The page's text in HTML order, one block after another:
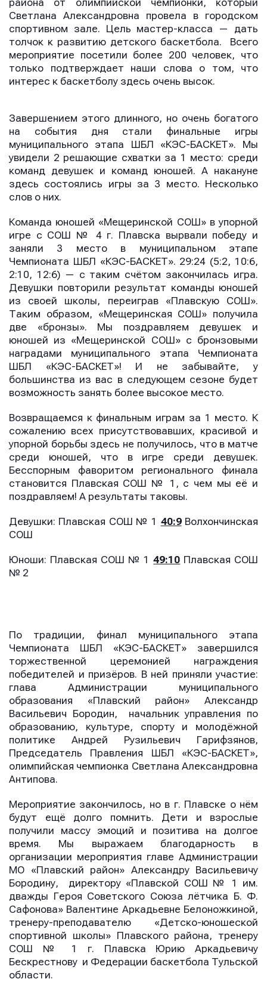
района от олимпийской чемпионки, который
Светлана Александровна провела в городском
спортивном зале. Цель мастер-класса — дать
толчок к развитию детского баскетбола. Всего
мероприятие посетили более 200 человек, что
только подтверждает наши слова о том, что
интерес к баскетболу здесь очень высок.
Завершением этого длинного, но очень богатого
на события дня стали финальные игры
муниципального этапа ШБЛ «КЭС-БАСКЕТ». Мы
увидели 2 решающие схватки за 1 место: среди
команд девушек и команд юношей. А накануне
здесь состоялись игры за 3 место. Несколько
слов о них.
Команда юношей «Мещеринской СОШ» в упорной
игре с СОШ № 4 г. Плавска вырвали победу и
заняли 3 место в муниципальном этапе
Чемпионата ШБЛ «КЭС-БАСКЕТ». 29:24 (5:2, 10:6,
2:10, 12:6) — с таким счётом закончилась игра.
Девушки повторили результат команды юношей
из своей школы, переиграв «Плавскую СОШ».
Таким образом, «Мещеринская СОШ» получила
две «бронзы». Мы поздравляем девушек и
юношей из «Мещеринской СОШ» с бронзовыми
наградами муниципального этапа Чемпионата
ШБЛ «КЭС-БАСКЕТ»! И не забывайте, у
большинства из вас в следующем сезоне будет
возможность занять более высокое место.
Возвращаемся к финальным играм за 1 место. К
сожалению всех присутствовавших, красивой и
упорной борьбы здесь не получилось, что в матче
среди юношей, что в игре среди девушек.
Бесспорным фаворитом регионального финала
становится Плавская СОШ № 1, с чем мы её и
поздравляем! А результаты таковы.
Девушки: Плавская СОШ № 1 40:9Волхончинская
СОШ
Юноши: Плавская СОШ № 149:10 Плавская СОШ
№ 2
По традиции, финал муниципального этапа
Чемпионата ШБЛ «КЭС-БАСКЕТ» завершился
торжественной церемонией награждения
победителей и призёров. В ней приняли участие:
глава Администрации муниципального
образования «Плавский район» Александр
Васильевич Бородин, начальник управления по
образованию, культуре, спорту и молодёжной
политике Андрей Рузильевич Гарифзянов,
Председатель Правления ШБЛ «КЭС-БАСКЕТ»,
олимпийская чемпионка Светлана Александровна
Антипова.
Мероприятие закончилось, но в г. Плавске о нём
будут ещё долго помнить. Дети и взрослые
получили массу эмоций и позитива на долгое
время. Мы выражаем благодарность в
организации мероприятия главе Администрации
МО «Плавский район» Александру Васильевичу
Бородину, директору «Плавской СОШ № 1 им.
дважды Героя Советского Союза лётчика Б. Ф.
Сафонова» Валентине Аркадьевне Белоножкиной,
тренеру-преподавателю «Детско-юношеской
спортивной школы» Плавского района, тренеру
СОШ № 1 г. Плавска Юрию Аркадьевичу
Бескрестнову и Федерации баскетбола Тульской
области.
Имя
E-mail
Телефон
Сообщение
Отправить
Нажимая кнопку “Отправить”, вы соглашаетесь с
условиями обработки персональных данных
Имя
E-mail
Телефон
Сообщение
Отправить
Нажимая кнопку “Отправить”, вы соглашаетесь с
условиями обработки персональных данных
Имя
Телефон
Отправить
Нажимая кнопку “Отправить”, вы соглашаетесь с
условиями обработки персональных данных